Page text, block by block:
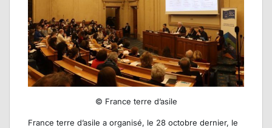
© France terre d’asile
France terre d’asile a organisé, le 28 octobre dernier, le